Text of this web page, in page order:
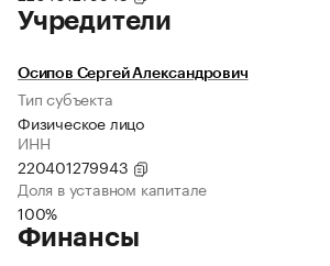
Учредители
Осипов Сергей Александрович
Тип субъекта
Физическое лицо
ИНН
220401279943
Доля в уставном капитале
100%
Финансы